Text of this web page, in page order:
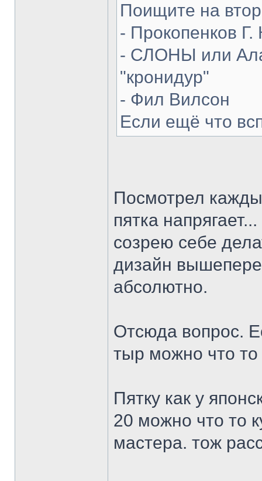
Поищите на
- Прокопенков Г.
- СЛОНЫ или
"кронидур"
- Фил Вилсон
Если ещё что
Посмотрел
пятка
созрею себе
дизайн
абсолютно.
Отсюда вопрос.
тыр можно что
Пятку как у
20 можно что то
мастера. тож